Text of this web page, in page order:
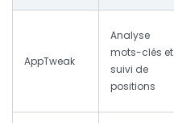
AppTweak
Analyse
mots-clés et
suivi de
positions